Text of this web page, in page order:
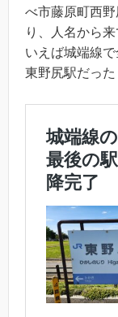
べ市藤原町西
り、人名から
いえば城端線
東野尻駅だった